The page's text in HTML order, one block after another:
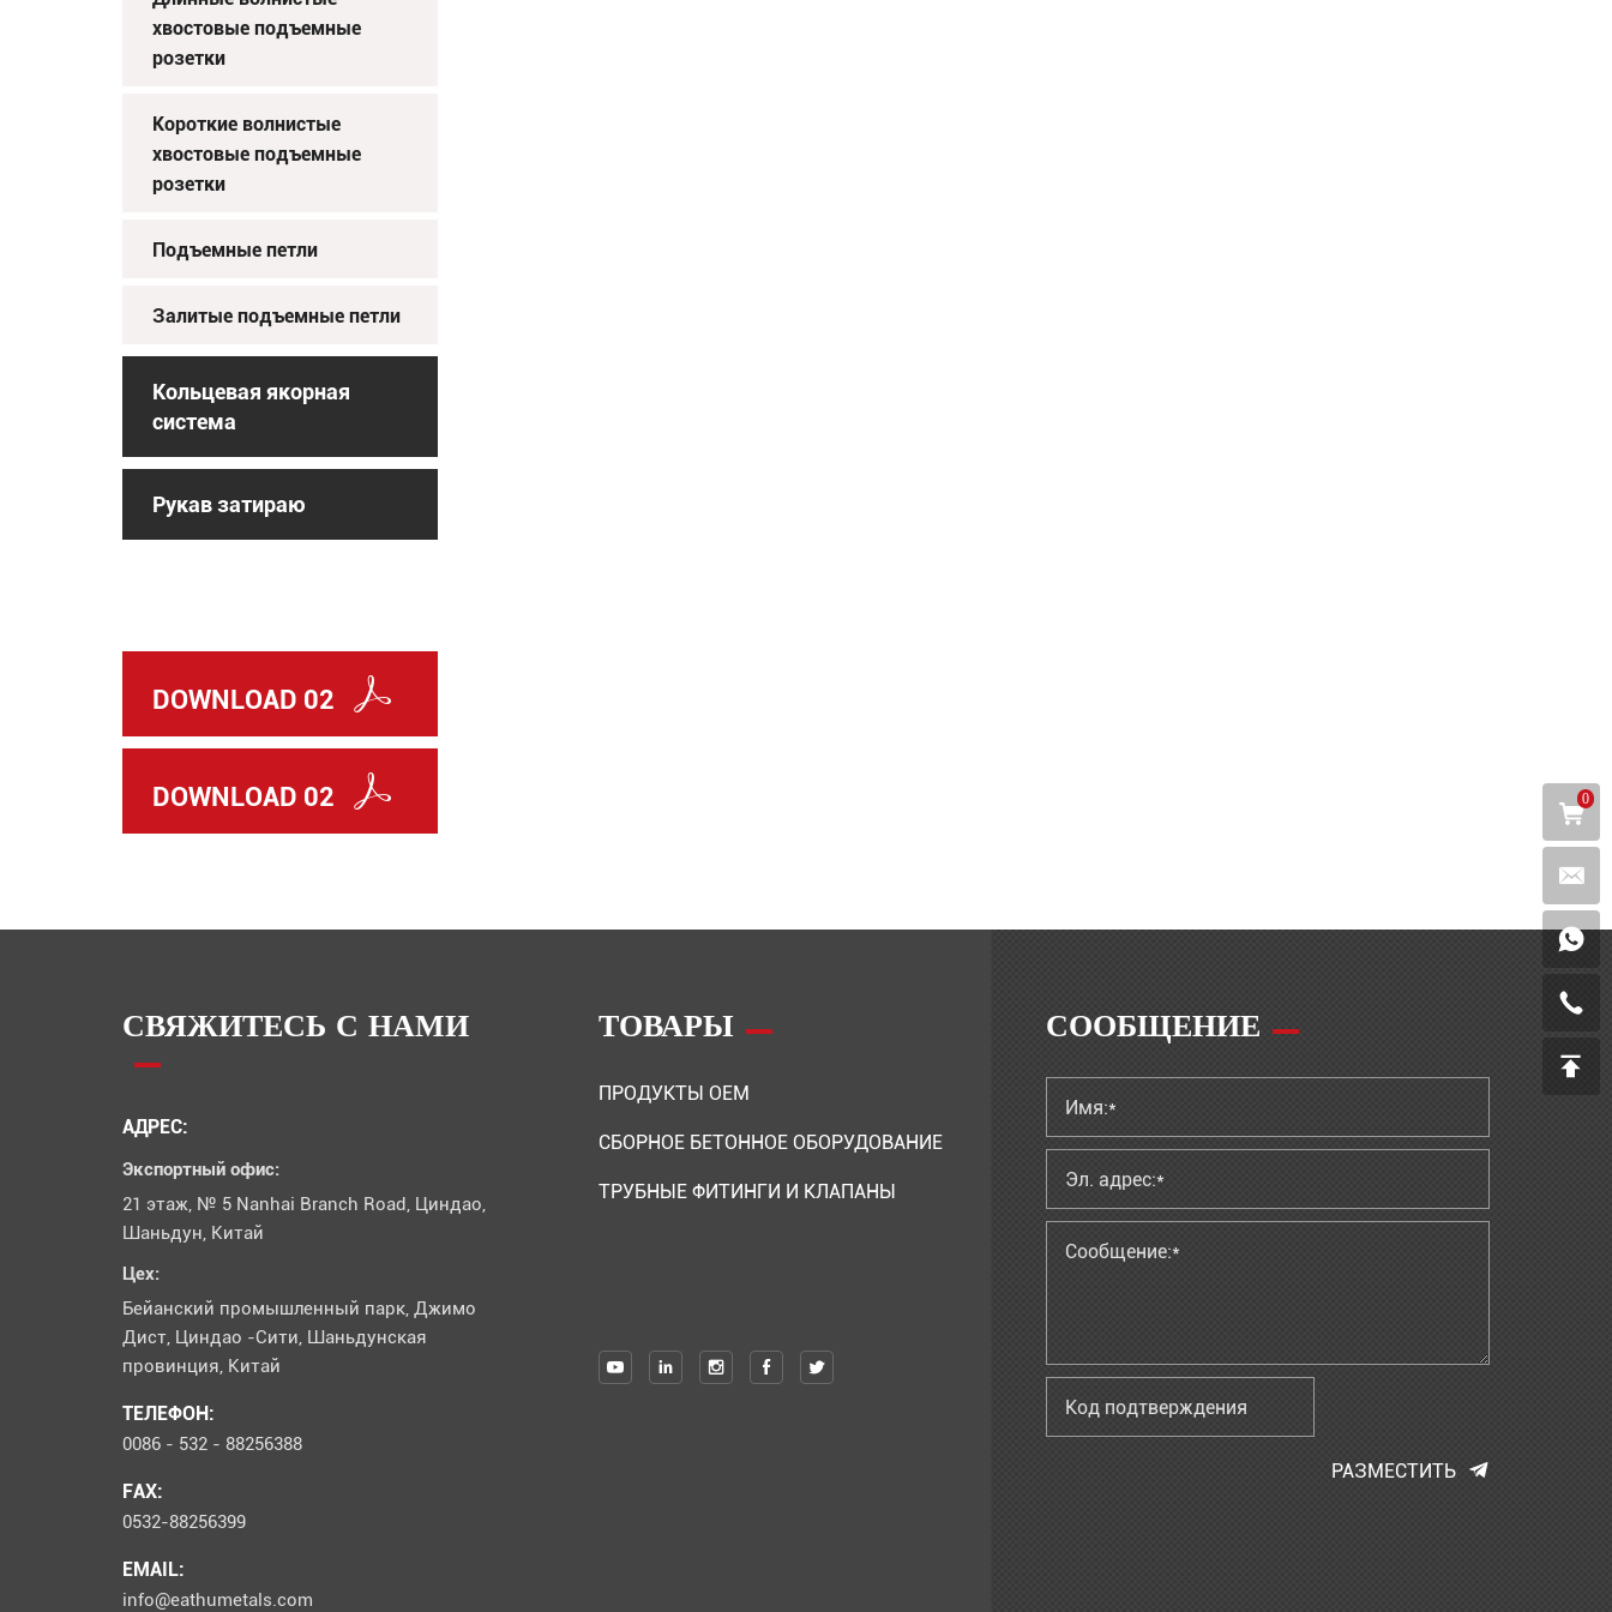
хвостовые подъемные
розетки
Короткие волнистые
хвостовые подъемные
розетки
Подъемные петли
Залитые подъемные петли
Кольцевая якорная
система
Рукав затираю
DOWNLOAD 02
DOWNLOAD 02 0
СВЯЖИТЕСЬ С НАМИ
АДРЕС:
Экспортный офис:
21 этаж, № 5 Nanhai Branch Road, Циндао,
Шаньдун, Китай
Цех:
Бейанский промышленный парк, Джимо
Дист, Циндао -Сити, Шаньдунская
провинция, Китай
ТЕЛЕФОН:
0086 - 532 - 88256388
FAX:
0532-88256399
EMAIL:
info@eathumetals.com
ТОВАРЫ
ПРОДУКТЫ OEM
СБОРНОЕ БЕТОННОЕ ОБОРУДОВАНИЕ
ТРУБНЫЕ ФИТИНГИ И КЛАПАНЫ
СООБЩЕНИЕ
РАЗМЕСТИТЬ